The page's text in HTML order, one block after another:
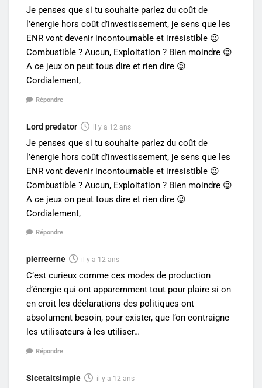
Je penses que si tu souhaite parlez du coût de
l’énergie hors coût d’investissement, je sens que les
ENR vont devenir incontournable et irrésistible 😉
Combustible ? Aucun, Exploitation ? Bien moindre 😉
A ce jeux on peut tous dire et rien dire 😉
Cordialement,
Répondre
Lord predator il y a 12 ans
Je penses que si tu souhaite parlez du coût de
l’énergie hors coût d’investissement, je sens que les
ENR vont devenir incontournable et irrésistible 😉
Combustible ? Aucun, Exploitation ? Bien moindre 😉
A ce jeux on peut tous dire et rien dire 😉
Cordialement,
Répondre
pierreerne il y a 12 ans
C’est curieux comme ces modes de production
d’énergie qui ont apparemment tout pour plaire si on
en croit les déclarations des politiques ont
absolument besoin, pour exister, que l’on contraigne
les utilisateurs à les utiliser…
Répondre
Sicetaitsimple il y a 12 ans